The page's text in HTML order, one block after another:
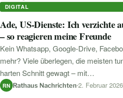
DIGITAL
Ade, US-Dienste: Ich verzichte
– so reagieren meine Freunde
Kein Whatsapp, Google-Drive,
mehr? Viele überlegen, die meisten
harten Schnitt gewagt – mit…
RN Rathaus Nachrichten 2. Februar 2026